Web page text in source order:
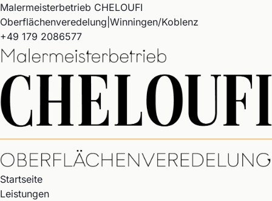
Malermeisterbetrieb CHELOUFI
Oberflächenveredelung Winningen/Koblenz
+49 179 2086577
Startseite
Leistungen